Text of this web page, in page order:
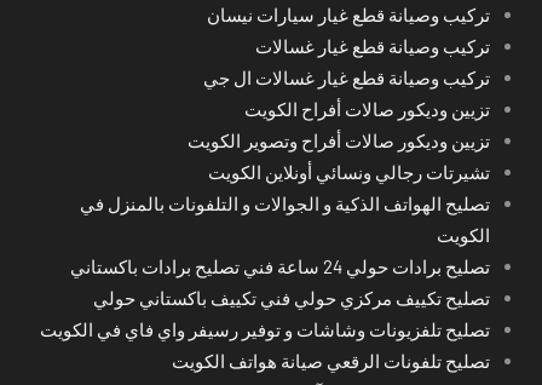
تركيب وصيانة قطع غيار سيارات نيسان
تركيب وصيانة قطع غيار غسالات
تركيب وصيانة قطع غيار غسالات ال جي
تزيين وديكور صالات أفراح الكويت
تزيين وديكور صالات أفراح وتصوير الكويت
تشيرتات رجالي ونسائي أونلاين الكويت
تصليح الهواتف الذكية و الجوالات و التلفونات بالمنزل في
الكويت
تصليح برادات حولي 24 ساعة فني تصليح برادات باكستاني
تصليح تكييف مركزي حولي فني تكييف باكستاني حولي
تصليح تلفزيونات وشاشات و توفير رسيفر واي فاي في الكويت
تصليح تلفونات الرقعي صيانة هواتف الكويت